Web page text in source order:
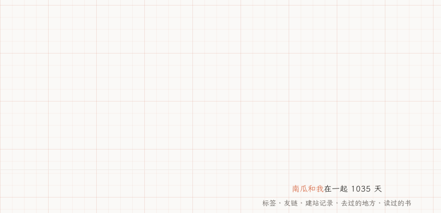
南瓜和我在一起 1035 天
标签 · 友链 · 建站记录 · 去过的地方 · 读过的书